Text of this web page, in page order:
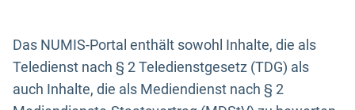
Das NUMIS-Portal enthält sowohl Inhalte, die als
Teledienst nach § 2 Teledienstgesetz (TDG) als
auch Inhalte, die als Mediendienst nach § 2